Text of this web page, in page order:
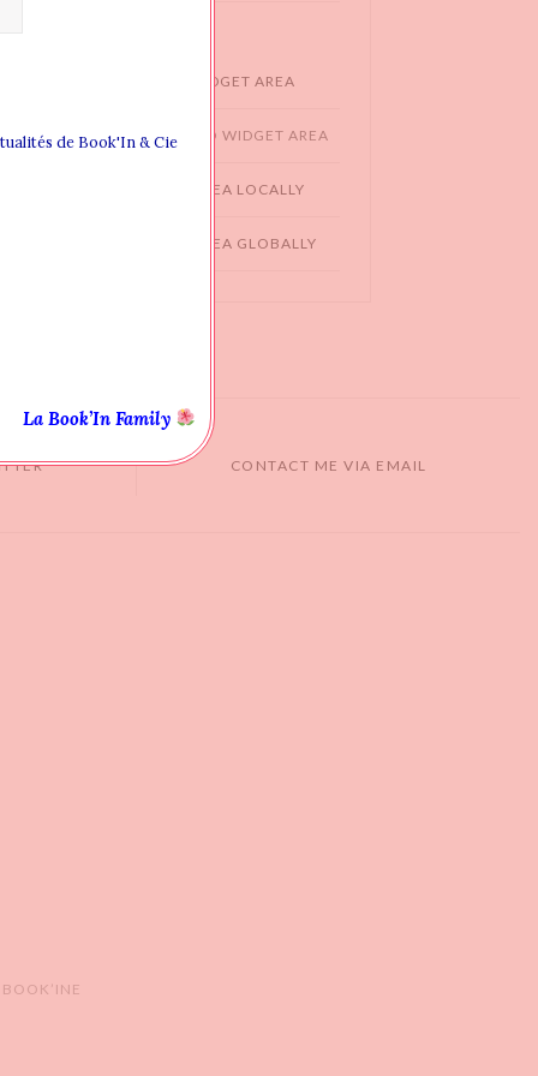
CREATING NEW WIDGET AREA
ADDING WIDGET TO WIDGET AREA
ASSIGN WIDGET AREA LOCALLY
ASSIGN WIDGET AREA GLOBALLY
CONTACT ME VIA EMAIL
de Book'In & Cie
La Book’In Family